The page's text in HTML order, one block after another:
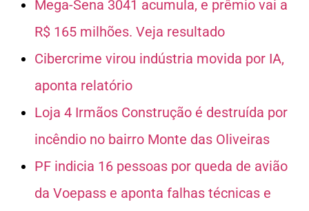
Mega-Sena 3041 acumula, e prêmio vai a
R$ 165 milhões. Veja resultado
Cibercrime virou indústria movida por IA,
aponta relatório
Loja 4 Irmãos Construção é destruída por
incêndio no bairro Monte das Oliveiras
PF indicia 16 pessoas por queda de avião
da Voepass e aponta falhas técnicas e